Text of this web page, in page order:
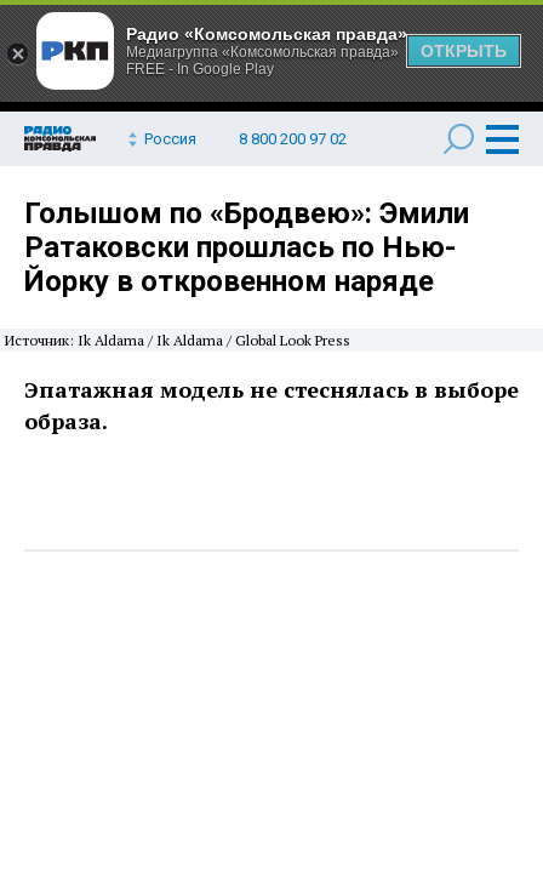
Россия 8 800 200 97 02
Голышом по «Бродвею»: Эмили
Ратаковски прошлась по Нью-
Йорку в откровенном наряде
Источник: Ik Aldama / Ik Aldama / Global Look Press
Эпатажная модель не стеснялась в выборе
образа.
Радио «Комсомольская правда»
Медиагруппа «Комсомольская правда»
FREE - In Google Play
ОТКРЫТЬ